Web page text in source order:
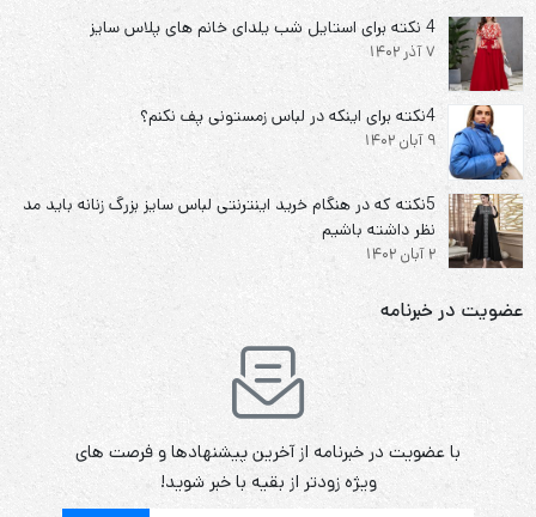
4 نکته برای استایل شب یلدای خانم های پلاس سایز
7 آذر 1402
4نکته برای اینکه در لباس زمستونی پف نکنم؟
9 آبان 1402
5نکته که در هنگام خرید اینترنتی لباس سایز بزرگ زنانه باید مد
نظر داشته باشیم
2 آبان 1402
عضویت در خبرنامه
با عضویت در خبرنامه از آخرین پیشنهادها و فرصت های
ویژه زودتر از بقیه با خبر شوید!